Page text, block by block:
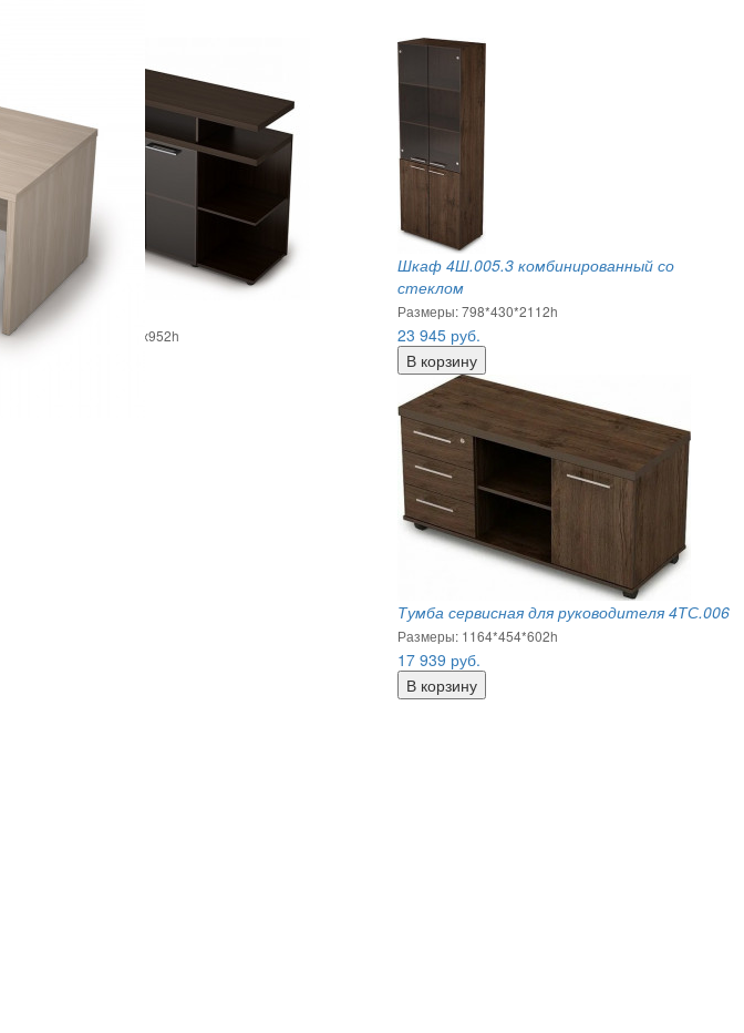
Шкаф 4ШН.012.1
Размеры: 1400х400х952h
Шкаф 4Ш.005.3 комбинированный со
стеклом
Размеры: 798*430*2112h
23 945 руб.
Тумба сервисная для руководителя 4ТС.006
Размеры: 1164*454*602h
17 939 руб.